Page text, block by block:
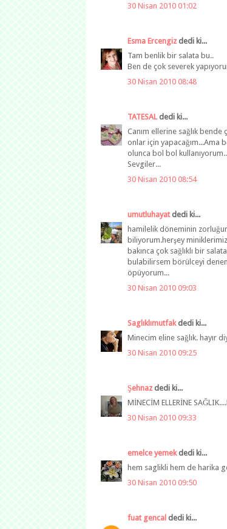
30 Nisan 2010 01:02
Esma Ercengiz dedi ki...
Tam benlik bir salata bu..
Ben de çok severek
30 Nisan 2010 08:48
TATESAL dedi ki...
Canım ellerine sağlık
onlar için yapacağım...Ama
olunca bol bol
Sevgiler...
30 Nisan 2010 08:54
umutluhayatdedi ki...
hamilelik döneminin
biliyorum.herşey
bakınca çok sağlıklı bir
bulabilirsem börülceyi
öpüyorum...
30 Nisan 2010 09:03
Saglıklımutfakdedi ki...
Minecim eline sağlık. hayır
30 Nisan 2010 09:25
Şehnaz dedi ki...
MİNECİM ELLERİNE
30 Nisan 2010 09:33
emelce yemekdedi ki...
hem saglikli hem de harika
30 Nisan 2010 09:50
fuat gencal dedi ki...